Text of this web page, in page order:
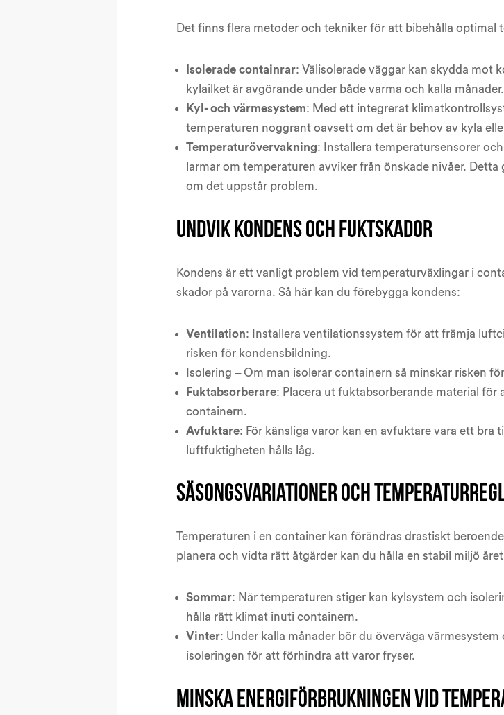
Det finns flera metoder och tekniker för att bibehålla optimal
Isolerade containrar: Välisolerade väggar kan skydda mot
kylailket är avgörande under både varma och kalla månader.
Kyl- och värmesystem: Med ett integrerat
temperaturen noggrant oavsett om det är behov av kyla
Temperaturövervakning: Installera temperatursensorer
larmar om temperaturen avviker från önskade nivåer.
om det uppstår problem.
Undvik kondens och fuktskador
Kondens är ett vanligt problem vid temperaturväxlingar i
skador på varorna. Så här kan du förebygga kondens:
Ventilation: Installera ventilationssystem för att främja
risken för kondensbildning.
Isolering – Om man isolerar containern så minskar risken
Fuktabsorberare: Placera ut fuktabsorberande material
containern.
Avfuktare: För känsliga varor kan en avfuktare vara ett bra
luftfuktigheten hålls låg.
Säsongsvariationer och
Temperaturen i en container kan förändras drastiskt
planera och vidta rätt åtgärder kan du hålla en stabil miljö
Sommar: När temperaturen stiger kan kylsystem och
hålla rätt klimat inuti containern.
Vinter: Under kalla månader bör du överväga
isoleringen för att förhindra att varor fryser.
Minska energiförbrukningen vid